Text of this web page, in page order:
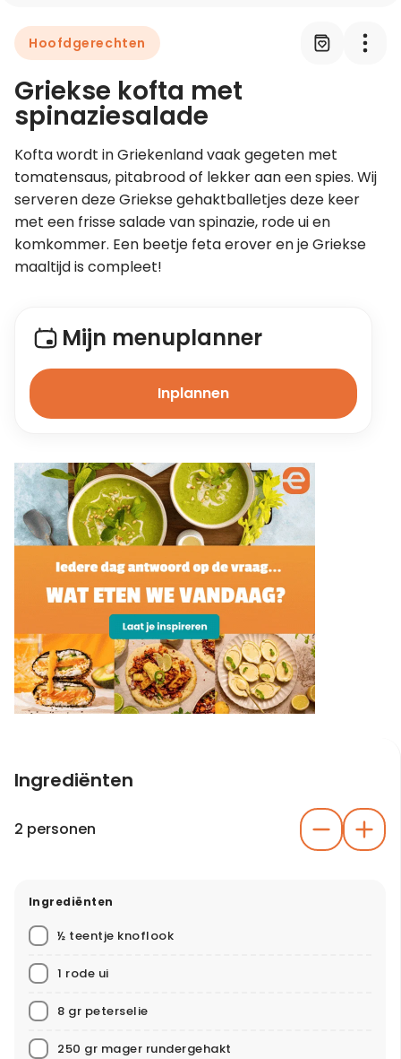
Leer koken als een chef
Hoofdgerechten
Griekse kofta met
spinaziesalade
Kofta wordt in Griekenland vaak gegeten met
tomatensaus, pitabrood of lekker aan een spies. Wij
serveren deze Griekse gehaktballetjes deze keer
met een frisse salade van spinazie, rode ui en
komkommer. Een beetje feta erover en je Griekse
maaltijd is compleet!
Mijn menuplanner
Inplannen
Ingrediënten
2 personen
Ingrediënten
½ teentje knoflook
1 rode ui
8 gr peterselie
250 gr mager rundergehakt